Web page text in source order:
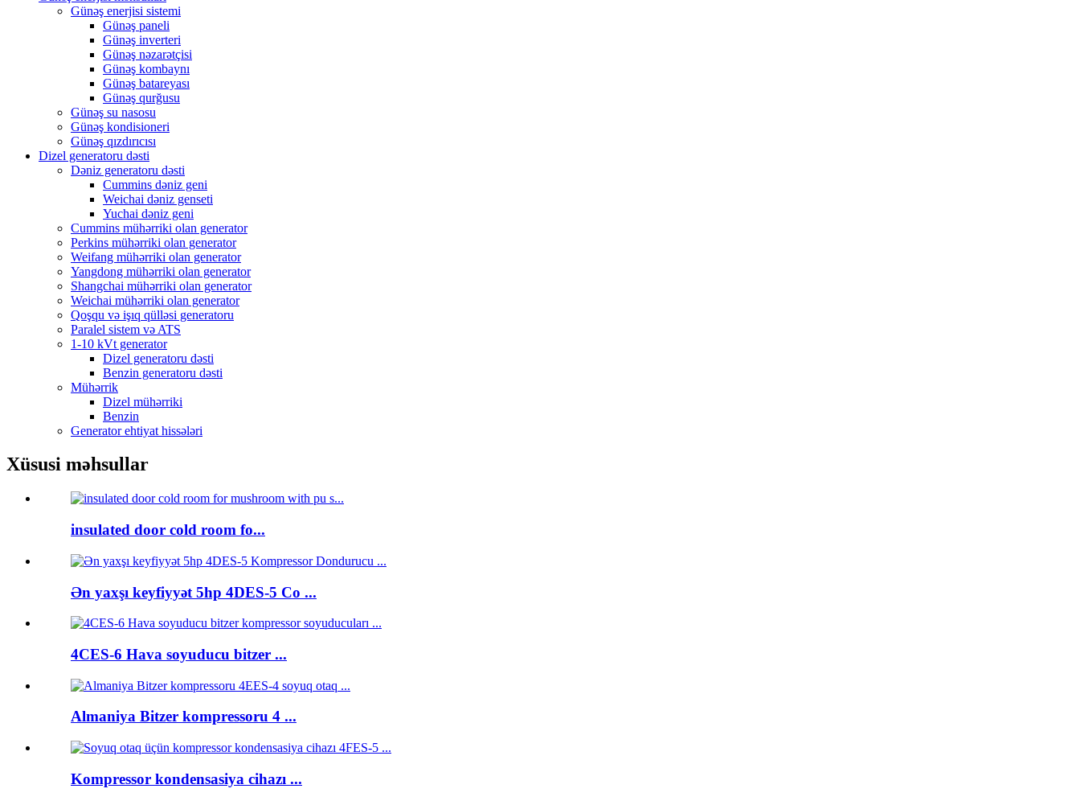
Günəş enerjisi sistemi
Günəş paneli
Günəş inverteri
Günəş nəzarətçisi
Günəş kombaynı
Günəş batareyası
Günəş qurğusu
Günəş su nasosu
Günəş kondisioneri
Günəş qızdırıcısı
Dizel generatoru dəsti
Dəniz generatoru dəsti
Cummins dəniz geni
Weichai dəniz genseti
Yuchai dəniz geni
Cummins mühərriki olan generator
Perkins mühərriki olan generator
Weifang mühərriki olan generator
Yangdong mühərriki olan generator
Shangchai mühərriki olan generator
Weichai mühərriki olan generator
Qoşqu və işıq qülləsi generatoru
Paralel sistem və ATS
1-10 kVt generator
Dizel generatoru dəsti
Benzin generatoru dəsti
Mühərrik
Dizel mühərriki
Benzin
Generator ehtiyat hissələri
Xüsusi məhsullar
insulated door cold room fo...
Ən yaxşı keyfiyyət 5hp 4DES-5 Co ...
4CES-6 Hava soyuducu bitzer ...
Almaniya Bitzer kompressoru 4 ...
Kompressor kondensasiya cihazı ...